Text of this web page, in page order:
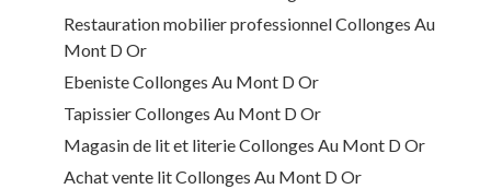
Restauration mobilier professionnel Collonges Au
Mont D Or
Ebeniste Collonges Au Mont D Or
Tapissier Collonges Au Mont D Or
Magasin de lit et literie Collonges Au Mont D Or
Achat vente lit Collonges Au Mont D Or